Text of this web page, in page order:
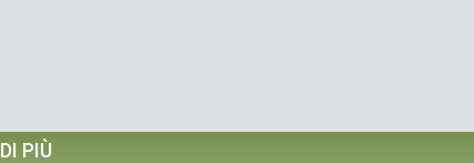
DI PIÙ